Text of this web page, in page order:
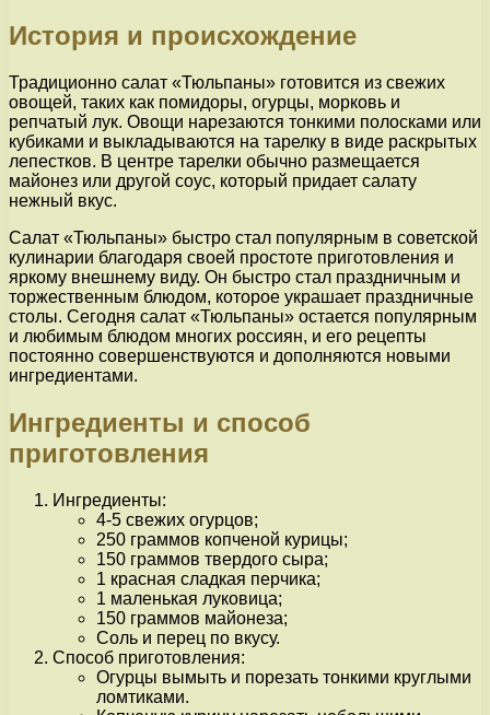
История и происхождение
Традиционно салат «Тюльпаны» готовится из свежих
овощей, таких как помидоры, огурцы, морковь и
репчатый лук. Овощи нарезаются тонкими полосками или
кубиками и выкладываются на тарелку в виде раскрытых
лепестков. В центре тарелки обычно размещается
майонез или другой соус, который придает салату
нежный вкус.
Салат «Тюльпаны» быстро стал популярным в советской
кулинарии благодаря своей простоте приготовления и
яркому внешнему виду. Он быстро стал праздничным и
торжественным блюдом, которое украшает праздничные
столы. Сегодня салат «Тюльпаны» остается популярным
и любимым блюдом многих россиян, и его рецепты
постоянно совершенствуются и дополняются новыми
ингредиентами.
Ингредиенты и способ
приготовления
Ингредиенты:
4-5 свежих огурцов;
250 граммов копченой курицы;
150 граммов твердого сыра;
1 красная сладкая перчика;
1 маленькая луковица;
150 граммов майонеза;
Соль и перец по вкусу.
Способ приготовления:
Огурцы вымыть и порезать тонкими круглыми
ломтиками.